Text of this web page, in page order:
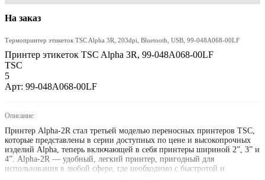
На заказ
Термопринтер этикеток TSC Alpha 3R, 203dpi, Bluetooth, USB, 99-048A068-00LF
Принтер этикеток TSC Alpha 3R, 99-048A068-00LF
TSC
5
Арт: 99-048A068-00LF
Описание:
Принтер Alpha-2R стал третьей моделью переносных принтеров TSC,
которые представлены в серии доступных по цене и высокопрочных
изделий Alpha, теперь включающей в себя принтеры шириной 2”, 3” и
4”. Alpha-2R — удобный, легкий принтер, пригодный для
использования в любой сфере, где необходимо с быстротой и